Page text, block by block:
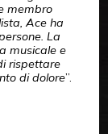
membro
Ace ha
La
musicale e
rispettare
di dolore”.